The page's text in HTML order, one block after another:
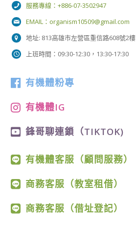
服務專線：+886-07-3502947
EMAIL： organism10509@gmail.com
地址: 813高雄市左營區重信路608號2樓
上班時間：09:30-12:30，13:30-17:30
有機體粉專
有機體IG
鋒哥聊連鎖（TIKTOK)
有機體客服（顧問服務）
商務客服（教室租借）
商務客服（借址登記）